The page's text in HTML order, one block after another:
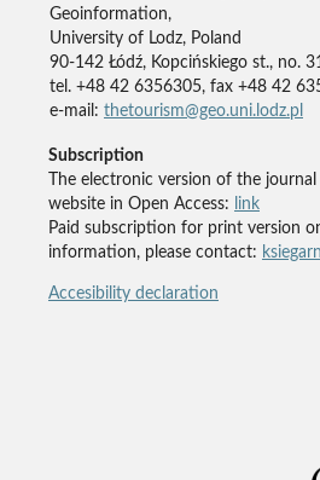
Geoinformation,
University of Lodz, Poland
90-142 Łódź, Kopcińskiego st., no. 31
tel. +48 42 6356305, fax +48 42
e-mail: thetourism@geo.uni.lodz.pl
Subscription
The electronic version of the
website in Open Access:
link
Paid subscription for print version
information, please contact:
Accesibility declaration